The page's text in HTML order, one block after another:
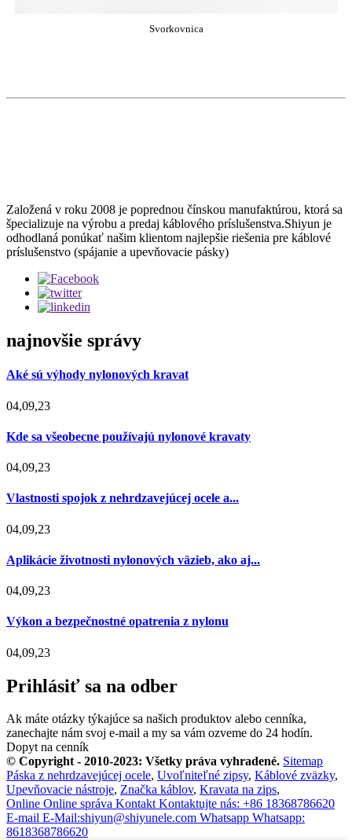
Svorkovnica
Založená v roku 2008 je poprednou čínskou manufaktúrou, ktorá sa
špecializuje na výrobu a predaj káblového príslušenstva.Shiyun je
odhodlaná ponúkať našim klientom najlepšie riešenia pre káblové
príslušenstvo (spájanie a upevňovacie pásky)
najnovšie správy
Aké sú výhody nylonových kravat
04,09,23
Kde sa všeobecne používajú nylonové kravaty
04,09,23
Vlastnosti spojok z nehrdzavejúcej ocele a...
04,09,23
Aplikácie životnosti nylonových väzieb, ako aj...
04,09,23
Výkon a bezpečnostné opatrenia z nylonu
04,09,23
Prihlásiť sa na odber
Ak máte otázky týkajúce sa našich produktov alebo cenníka,
zanechajte nám svoj e-mail a my sa vám ozveme do 24 hodín.
Dopyt na cenník
© Copyright - 2010-2023: Všetky práva vyhradené. Sitemap
Páska z nehrdzavejúcej ocele, Uvoľniteľné zipsy, Káblové zväzky,
Upevňovacie nástroje, Značka káblov, Kravata na zips,
Online Online správa Kontakt Kontaktujte nás: +86 18368786620
E-mail E-Mail:shiyun@shiyunele.com Whatsapp Whatsapp:
8618368786620